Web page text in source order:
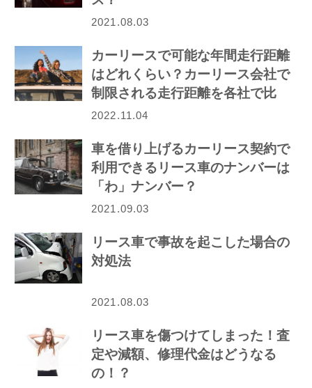
2021.08.03
カーリースで可能な年間走行距離
はどれくらい？カーリース会社で
制限される走行距離を各社で比
較！
2022.11.04
車を借り上げるカーリース契約で
利用できるリース車のナンバーは
「わ」ナンバー？
2021.09.03
リース車で事故を起こした場合の
対処法
2021.08.03
リース車を傷つけてしまった！査
定や減額、修理代金はどうなる
の！？